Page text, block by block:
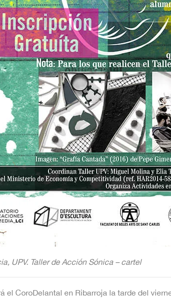
UPV. Taller de Acción Sónica – cartel
el CoroDelantal en Ribarroja la tarde del